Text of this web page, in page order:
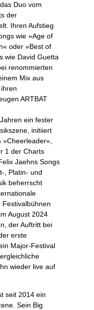
Duo vom
der
Ihren Aufstieg
wie »Age of
oder »Best of
wie David Guetta
renommierten
Mix aus
ARTBAT
ein fester
initiiert
1 der Charts
Jaehns Songs
, Platin- und
beherrscht
Festivalbühnen
August 2024
der Auftritt bei
erste
Major-Festival
wieder live auf
seit 2014 ein
Sein Big